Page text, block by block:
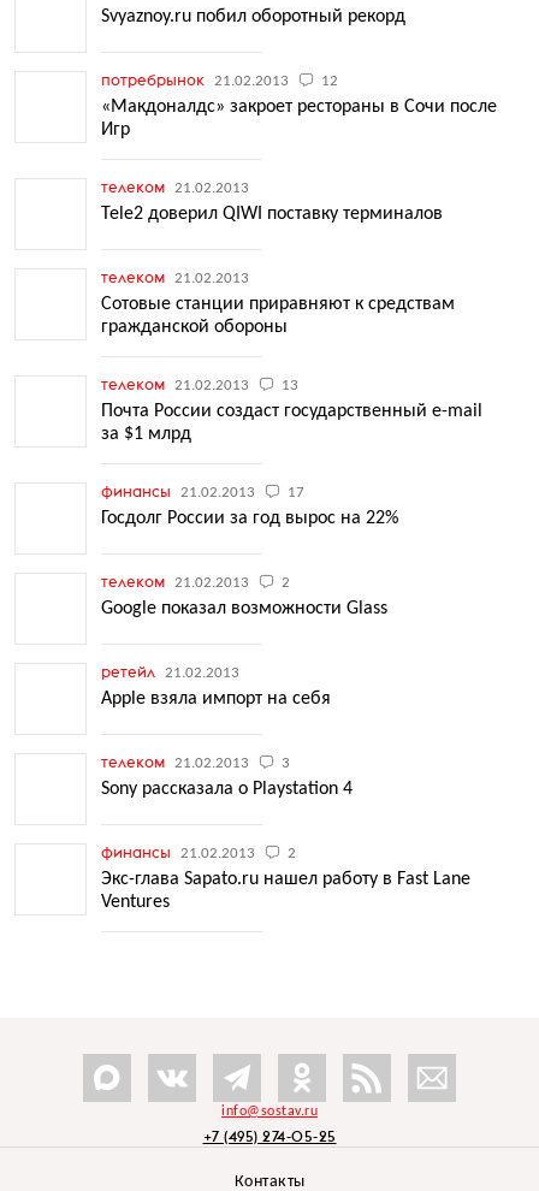
Svyaznoy.ru побил оборотный рекорд
потребрынок 21.02.2013 12
«Макдоналдс» закроет рестораны в Сочи после
Игр
телеком 21.02.2013
Tele2 доверил QIWI поставку терминалов
телеком 21.02.2013
Сотовые станции приравняют к средствам
гражданской обороны
телеком 21.02.2013 13
Почта России создаст государственный e-mail
за $1 млрд
финансы 21.02.2013 17
Госдолг России за год вырос на 22%
телеком 21.02.2013 2
Google показал возможности Glass
ретейл 21.02.2013
Apple взяла импорт на себя
телеком 21.02.2013 3
Sony рассказала о Playstation 4
финансы 21.02.2013 2
Экс-глава Sapato.ru нашел работу в Fast Lane
Ventures
info@sostav.ru
+7 (495) 274-05-25
Контакты